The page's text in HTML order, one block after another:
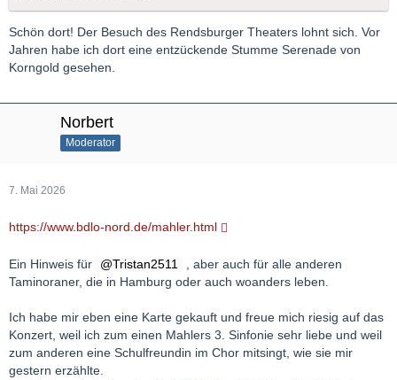
Schön dort! Der Besuch des Rendsburger Theaters lohnt sich. Vor
Jahren habe ich dort eine entzückende Stumme Serenade von
Korngold gesehen.
Norbert
Moderator
7. Mai 2026
https://www.bdlo-nord.de/mahler.html
Ein Hinweis für Tristan2511
, aber auch für alle anderen
Taminoraner, die in Hamburg oder auch woanders leben.
Ich habe mir eben eine Karte gekauft und freue mich riesig auf das
Konzert, weil ich zum einen Mahlers 3. Sinfonie sehr liebe und weil
zum anderen eine Schulfreundin im Chor mitsingt, wie sie mir
gestern erzählte.